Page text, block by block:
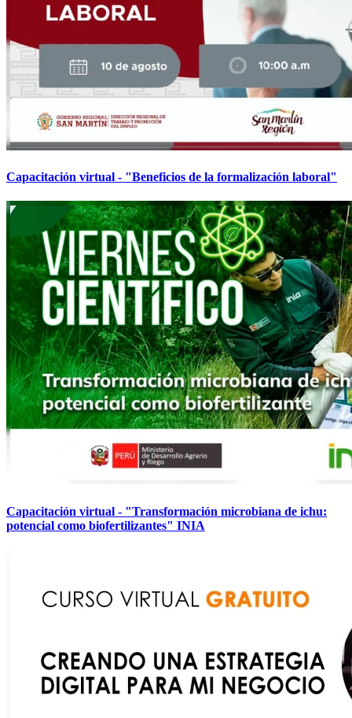
Capacitación virtual - "Beneficios de la formalización laboral"
Capacitación virtual - "Transformación microbiana de ichu:
potencial como biofertilizantes" INIA